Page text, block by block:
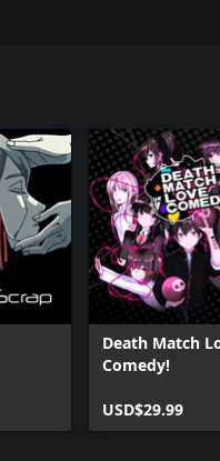
Death Match
Comedy!
USD$29.99